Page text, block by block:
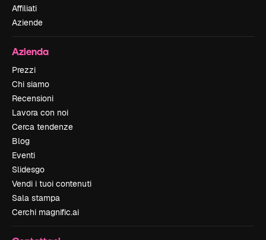
Affiliati
Aziende
Azienda
Prezzi
Chi siamo
Recensioni
Lavora con noi
Cerca tendenze
Blog
Eventi
Slidesgo
Vendi i tuoi contenuti
Sala stampa
Cerchi magnific.ai